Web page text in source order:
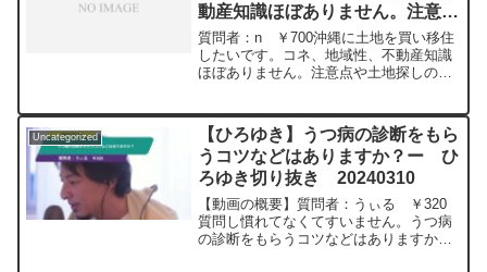
動産知識ほぼありません。注意点
や土地探しの良い方法をできるだ
け詳しく教えてください。ー ひ
ろゆき切り抜き 20240216
質問者：n ￥700沖縄に土地を買い移住
したいです。コネ、地域性、不動産知識
ほぼありません。注意点や土地探しの良
✖️50円の寄付をするよ、その4。Magners
Irish Ciderを呑みながら。2024/02/16
V23
https://www.youtube.com/watch?
v=ZyS35TEeeg8****************************
**************ひろゆきさんの動画で、寄せ
られた質問について、一問一答形式にし
てみました。過去にこんな質問してるか
Uncategorized
【ひろゆき】うつ病の診断をもら
うコツなどはありますか？ー ひ
ろゆき切り抜き 20240310
【動画の概要】質問者：うぃる ￥320
質問し慣れてなくてすいません。うつ病
の診断をもらうコツなどはありますか？